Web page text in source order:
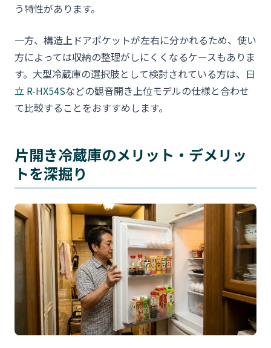
う特性があります。
一方、構造上ドアポケットが左右に分かれるため、使い
方によっては収納の整理がしにくくなるケースもありま
す。大型冷蔵庫の選択肢として検討されている方は、 日
立 R-HX54Sなどの観音開き上位モデルの仕様と合わせ
て比較することをおすすめします。
片開き冷蔵庫のメリット・デメリッ
トを深掘り